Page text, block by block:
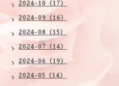
2024-10（17）
2024-09（16）
2024-08（15）
2024-07（14）
2024-06（19）
2024-05（14）